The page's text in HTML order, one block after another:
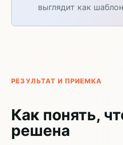
выглядит как
РЕЗУЛЬТАТ И ПРИЕМКА
Как понять,
решена